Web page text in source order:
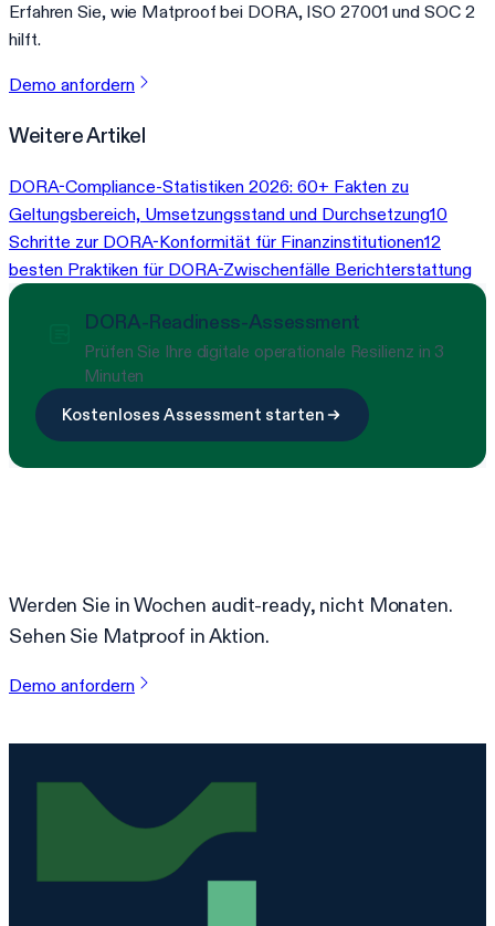
Erfahren Sie, wie Matproof bei DORA, ISO 27001 und SOC 2
hilft.
Demo anfordern
Weitere Artikel
DORA-Compliance-Statistiken 2026: 60+ Fakten zu
Geltungsbereich, Umsetzungsstand und Durchsetzung10
Schritte zur DORA-Konformität für Finanzinstitutionen12
besten Praktiken für DORA-Zwischenfälle Berichterstattung
DORA-Readiness-Assessment
Prüfen Sie Ihre digitale operationale Resilienz in 3
Minuten
Kostenloses Assessment starten
Werden Sie in Wochen audit-ready, nicht Monaten.
Sehen Sie Matproof in Aktion.
Demo anfordern